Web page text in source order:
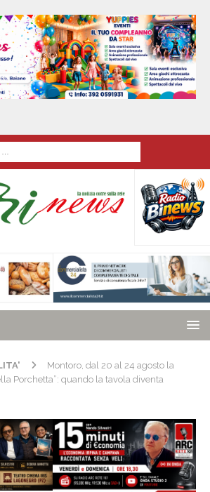
Montoro, dal 20 al 24 agosto la
Porchetta”: quando la tavola diventa